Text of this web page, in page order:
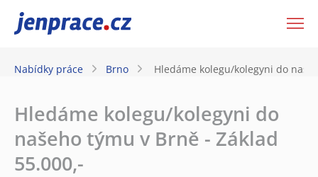
JenPráce.cz
Nabídky práce Brno Hledáme kolegu/kolegyni do
Hledáme kolegu/kolegyni do
našeho týmu v Brně - Základ
55.000,-